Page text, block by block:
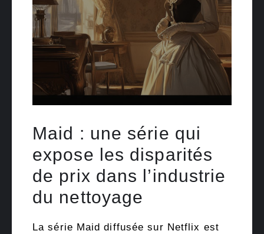
Maid : une série qui
expose les disparités
de prix dans l’industrie
du nettoyage
La série Maid diffusée sur Netflix est